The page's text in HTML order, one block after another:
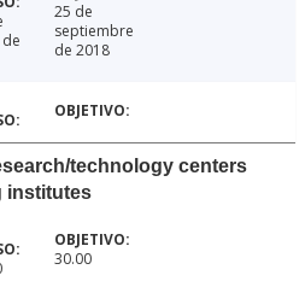
25 de
septiembre
de 2018
technology centers
institutes
30.00